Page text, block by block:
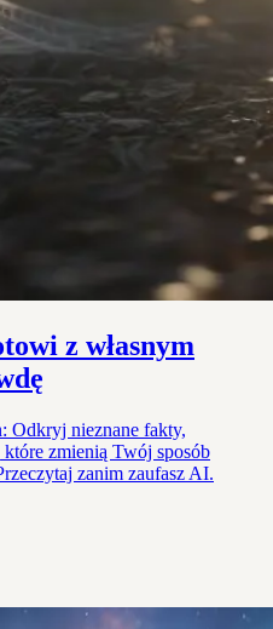
z własnym
Odkryj nieznane fakty,
zmienią Twój sposób
zanim zaufasz AI.